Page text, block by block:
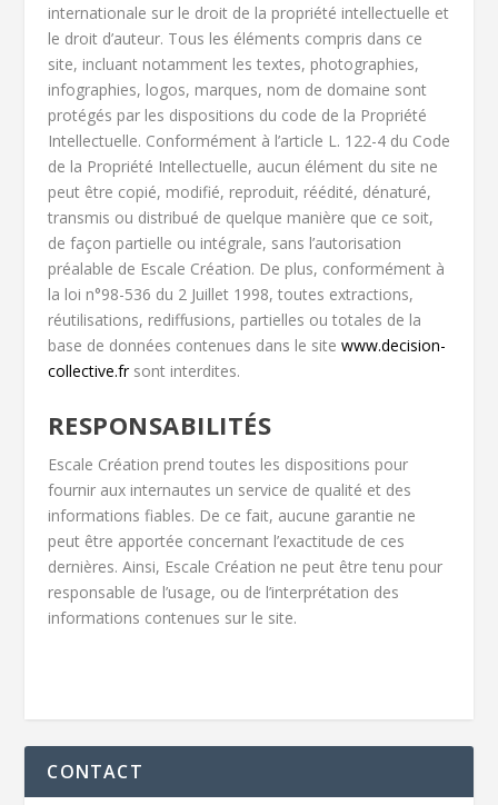
internationale sur le droit de la propriété intellectuelle et
le droit d’auteur. Tous les éléments compris dans ce
site, incluant notamment les textes, photographies,
infographies, logos, marques, nom de domaine sont
protégés par les dispositions du code de la Propriété
Intellectuelle. Conformément à l’article L. 122-4 du Code
de la Propriété Intellectuelle, aucun élément du site ne
peut être copié, modifié, reproduit, réédité, dénaturé,
transmis ou distribué de quelque manière que ce soit,
de façon partielle ou intégrale, sans l’autorisation
préalable de Escale Création. De plus, conformément à
la loi n°98-536 du 2 Juillet 1998, toutes extractions,
réutilisations, rediffusions, partielles ou totales de la
base de données contenues dans le site www.decision-
collective.frsont interdites.
RESPONSABILITÉS
Escale Création prend toutes les dispositions pour
fournir aux internautes un service de qualité et des
informations fiables. De ce fait, aucune garantie ne
peut être apportée concernant l’exactitude de ces
dernières. Ainsi, Escale Création ne peut être tenu pour
responsable de l’usage, ou de l’interprétation des
informations contenues sur le site.
CONTACT